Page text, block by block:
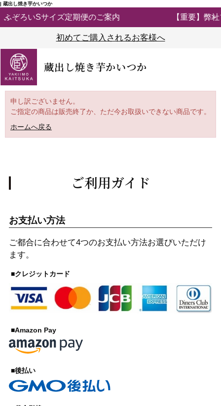
| 蔵出し焼き芋かいつか
【重要】弊社ブランド「紅天使※」の模倣品にご注意く
初めてご購入されるお客様へ
蔵出し焼き芋かいつか
申し訳ございません。
ご指定の商品は販売終了か、ただ今お取扱いできない商品です。
ホームへ戻る
ご利用ガイド
お支払い方法
ご都合に合わせて4つのお支払い方法お選びいただけ
ます。
■クレジットカード
■Amazon Pay
■後払い